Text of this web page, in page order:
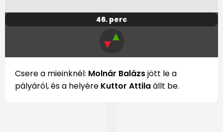
46. perc
▼▲
Csere a mieinknél: Molnár Balázsjött le a
pályáról, és a helyére Kuttor Attilaállt be.